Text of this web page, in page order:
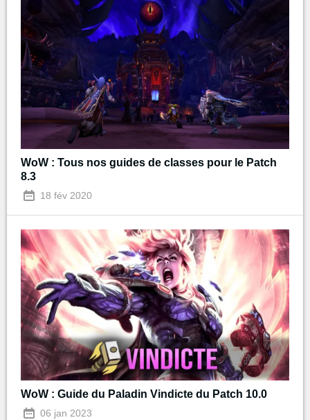
WoW : Tous nos guides de classes pour le Patch
8.3
18 fév 2020
WoW : Guide du Paladin Vindicte du Patch 10.0
06 jan 2023